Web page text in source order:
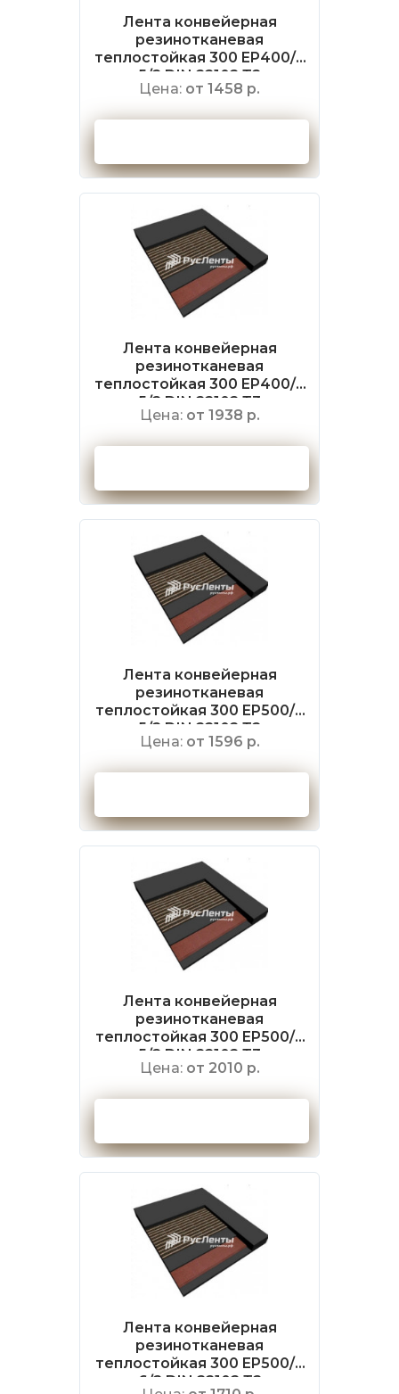
Лента конвейерная
резинотканевая
теплостойкая 300 EP400/3
5/2 DIN 22102 Т2
Цена: от 1458 р.
Лента конвейерная
резинотканевая
теплостойкая 300 EP400/3
5/2 DIN 22102 Т3
Цена: от 1938 р.
Лента конвейерная
резинотканевая
теплостойкая 300 EP500/4
5/2 DIN 22102 Т2
Цена: от 1596 р.
Лента конвейерная
резинотканевая
теплостойкая 300 EP500/4
5/2 DIN 22102 Т3
Цена: от 2010 р.
Лента конвейерная
резинотканевая
теплостойкая 300 EP500/4
6/2 DIN 22102 Т2